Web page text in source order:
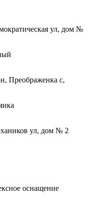
ул, дом №
Преображенка с,
ул, дом № 2
оснащение